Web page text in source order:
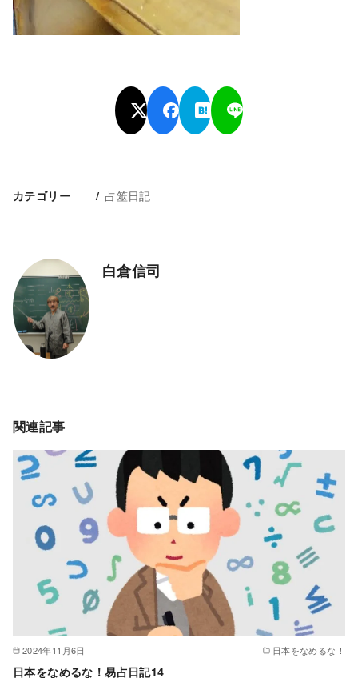
カテゴリー 占筮日記
白倉信司
関連記事
2024年11月6日 日本をなめるな！
日本をなめるな！易占日記14